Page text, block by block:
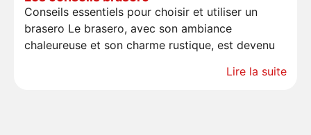
Conseils essentiels pour choisir et utiliser un
brasero Le brasero, avec son ambiance
chaleureuse et son charme rustique, est devenu
Lire la suite